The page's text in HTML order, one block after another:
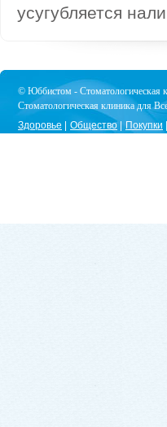
усугубляется
© Юббистом - Стоматологическая
Стоматологическая клиника для
Здоровье
Общество Покупки